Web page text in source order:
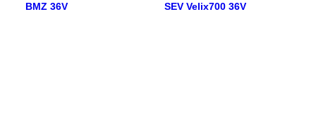
BMZ 36V SEV Velix700 36V